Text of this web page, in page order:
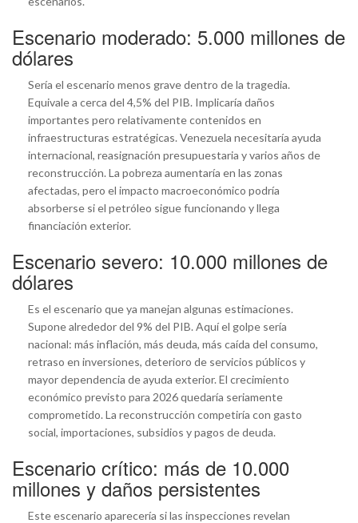
Escenario moderado: 5.000 millones de
dólares
Sería el escenario menos grave dentro de la tragedia.
Equivale a cerca del 4,5% del PIB. Implicaría daños
importantes pero relativamente contenidos en
infraestructuras estratégicas. Venezuela necesitaría ayuda
internacional, reasignación presupuestaria y varios años de
reconstrucción. La pobreza aumentaría en las zonas
afectadas, pero el impacto macroeconómico podría
absorberse si el petróleo sigue funcionando y llega
financiación exterior.
Escenario severo: 10.000 millones de
dólares
Es el escenario que ya manejan algunas estimaciones.
Supone alrededor del 9% del PIB. Aquí el golpe sería
nacional: más inflación, más deuda, más caída del consumo,
retraso en inversiones, deterioro de servicios públicos y
mayor dependencia de ayuda exterior. El crecimiento
económico previsto para 2026 quedaría seriamente
comprometido. La reconstrucción competiría con gasto
social, importaciones, subsidios y pagos de deuda.
Escenario crítico: más de 10.000
millones y daños persistentes
Este escenario aparecería si las inspecciones revelan